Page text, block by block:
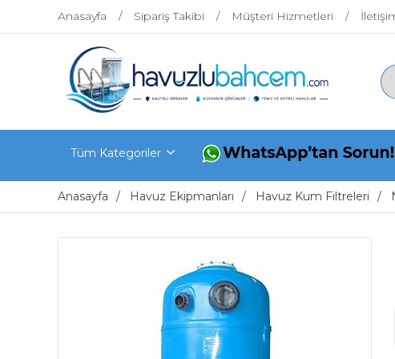
Anasayfa Sipariş Takibi Müşteri Hizmetleri
Tüm Kategoriler
Anasayfa Havuz Ekipmanları Havuz Kum Filtreleri